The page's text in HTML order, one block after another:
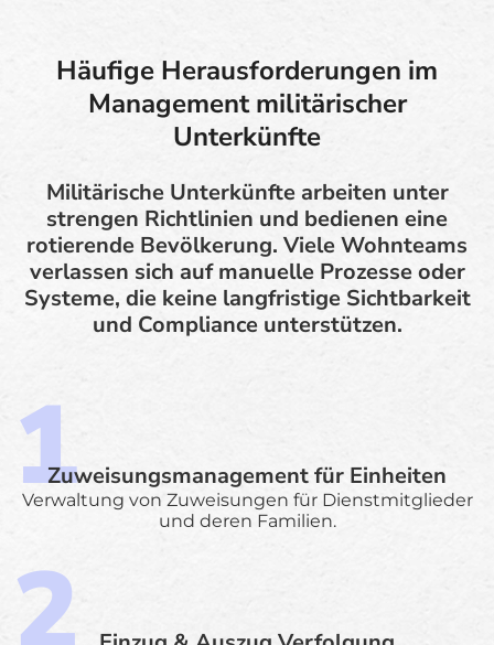
Häufige Herausforderungen im
Management militärischer
Unterkünfte
Militärische Unterkünfte arbeiten unter
strengen Richtlinien und bedienen eine
rotierende Bevölkerung. Viele Wohnteams
verlassen sich auf manuelle Prozesse oder
Systeme, die keine langfristige Sichtbarkeit
und Compliance unterstützen.
Zuweisungsmanagement für Einheiten
Verwaltung von Zuweisungen für Dienstmitglieder
und deren Familien.